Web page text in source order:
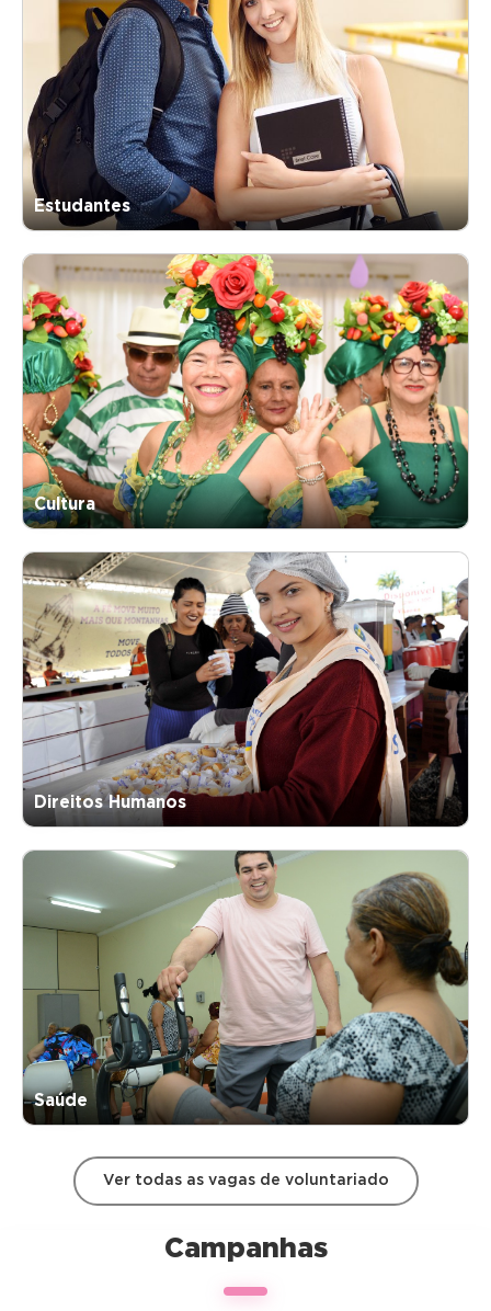
Estudantes
Cultura
Direitos Humanos
Saúde
Ver todas as vagas de voluntariado
Campanhas